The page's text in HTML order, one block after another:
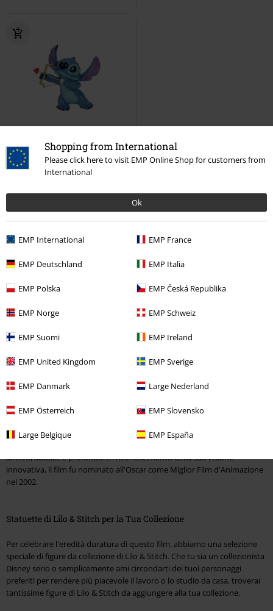
Shopping from International
Please click here to visit EMP Online Shop for customers from
International
Ok
EMP International EMP France
EMP Deutschland EMP Italia
EMP Polska EMP Česká Republika
EMP Norge EMP Schweiz
EMP Suomi EMP Ireland
EMP United Kingdom EMP Sverige
EMP Danmark Large Nederland
EMP Österreich EMP Slovensko
Large Belgique EMP España
30,99 €
Action Figure da collezione
convenzioni: Lilo & Stitch. Come 42° film del catalogo Disney, fu un vero
tradizionali per esplorare un'unità familiare non convenzionale e
esperimenti genetici. Dopo essere fuggito dal Dottor Jumba Jookiba,
dalla solitaria ma generosa Lilo. Senza uno scopo, amici o ricordi, Stitch
famiglia – grazie al suo legame indissolubile con Lilo. Invece di amore
affetto, audace e profondo. In riconoscimento della sua visione
innovativa, il film fu nominato all'Oscar come Miglior Film d'Animazione
nel 2002.
Statuette di Lilo & Stitch per la Tua Collezione
Per celebrare l'eredità duratura di questo film, abbiamo una selezione
speciale di figure da collezione di Lilo & Stitch. Che tu sia un collezionista
Disney serio o semplicemente ami circondarti dei tuoi personaggi
preferiti per rendere più piacevole il lavoro o lo studio da casa, troverai
tantissime figure di Lilo & Stitch da aggiungere alla tua collezione.